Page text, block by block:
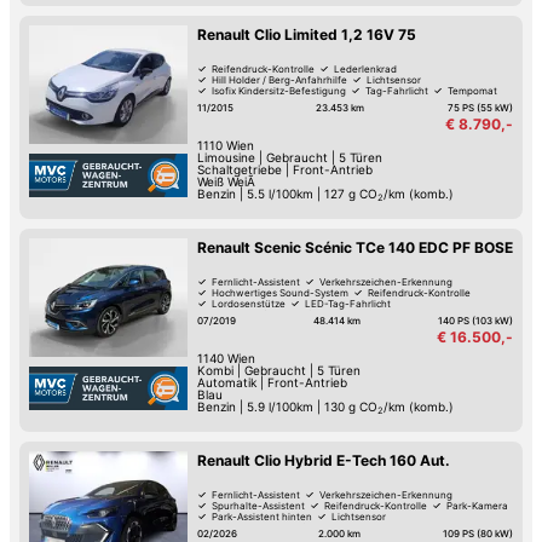
Renault Clio Limited 1,2 16V 75
Reifendruck-Kontrolle
Lederlenkrad
Hill Holder / Berg-Anfahrhilfe
Lichtsensor
Isofix Kindersitz-Befestigung
Tag-Fahrlicht
Tempomat
11/2015 23.453 km 75 PS (55 kW)
€ 8.790,-
1110 Wien
Limousine| Gebraucht
5 Türen
Schaltgetriebe| Front-Antrieb
Weiß WeiÃ
Benzin
5.5 l/100km 127 g CO2 /km (komb.)
Renault Scenic Scénic TCe 140 EDC PF BOSE
Fernlicht-Assistent
Verkehrszeichen-Erkennung
Hochwertiges Sound-System
Reifendruck-Kontrolle
Lordosenstütze
LED-Tag-Fahrlicht
07/2019 48.414 km 140 PS (103 kW)
€ 16.500,-
1140 Wien
Kombi| Gebraucht
5 Türen
Automatik| Front-Antrieb
Blau
Benzin
5.9 l/100km 130 g CO2 /km (komb.)
Renault Clio Hybrid E-Tech 160 Aut.
Fernlicht-Assistent
Verkehrszeichen-Erkennung
Spurhalte-Assistent
Reifendruck-Kontrolle
Park-Kamera
Park-Assistent hinten
Lichtsensor
02/2026 2.000 km 109 PS (80 kW)